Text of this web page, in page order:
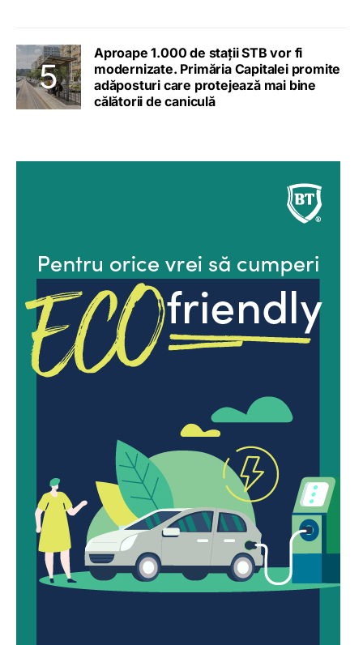
Aproape 1.000 de stații STB vor fi
modernizate. Primăria Capitalei promite
adăposturi care protejează mai bine
călătorii de caniculă